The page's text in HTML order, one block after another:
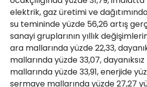
elektrik, gaz üretimi ve
su temininde yüzde 56,26 artış
sanayi gruplarının yıllık
ara mallarında yüzde 22,33,
mallarında yüzde 33,07,
mallarında yüzde 33,91, enerjide
sermaye mallarında yüzde 27,27